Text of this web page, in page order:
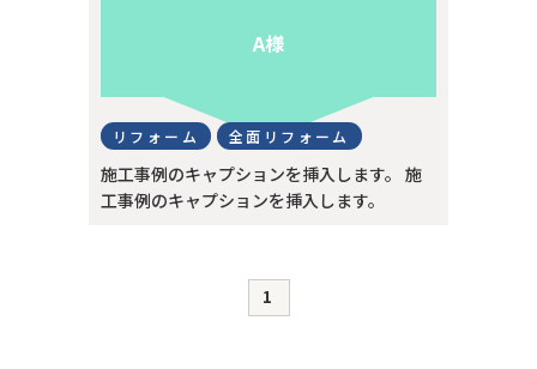
A様
リフォーム 全面リフォーム
施工事例のキャプションを挿入します。 施
工事例のキャプションを挿入します。
1